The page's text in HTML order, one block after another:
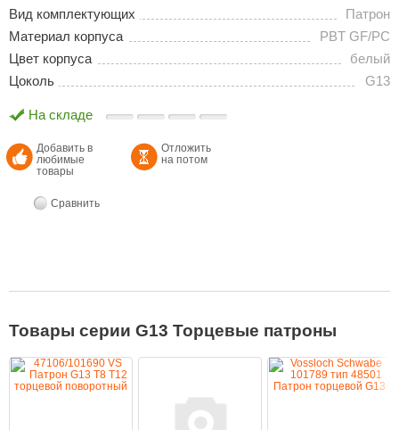
Вид комплектующих
Патрон
Материал корпуса
PBT GF/PC
Цвет корпуса
белый
Цоколь
G13
На складе
Добавить в
любимые
товары
Отложить
на потом
Сравнить
Товары серии G13 Торцевые патроны